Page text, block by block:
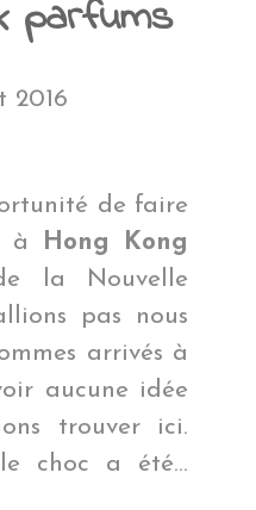
parfums
2016
de faire
à
Hong Kong
la Nouvelle
pas nous
arrivés à
aucune idée
trouver ici.
choc a été…